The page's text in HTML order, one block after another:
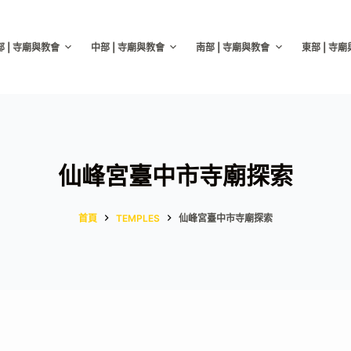
| 寺廟與教會 中部 | 寺廟與教會 南部 | 寺廟與教會 東部 | 寺廟
仙峰宮臺中市寺廟探索
首頁 TEMPLES 仙峰宮臺中市寺廟探索